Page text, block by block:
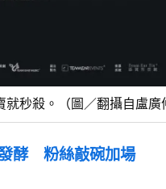
就秒殺。（圖／翻攝自盧廣
酵 粉絲敲碗加場